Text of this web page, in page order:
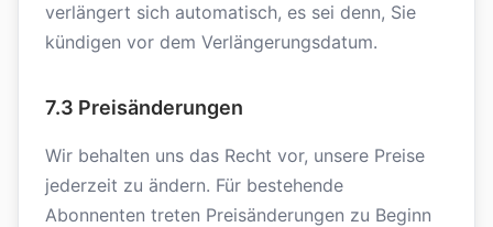
verlängert sich automatisch, es sei denn, Sie
kündigen vor dem Verlängerungsdatum.
7.3 Preisänderungen
Wir behalten uns das Recht vor, unsere Preise
jederzeit zu ändern. Für bestehende
Abonnenten treten Preisänderungen zu Beginn